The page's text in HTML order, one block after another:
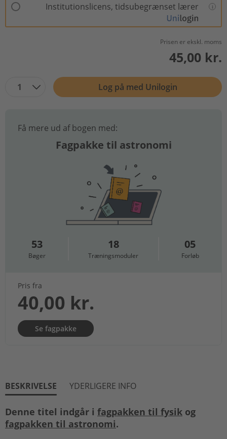
Institutionslicens, tidsubegrænset lærer
Prisen er ekskl. moms
45,00 kr.
1 Log på med Unilogin
Få mere ud af bogen med:
Fagpakke til astronomi
53
Bøger
18
Træningsmoduler
05
Forløb
Pris fra
40,00 kr.
Se fagpakke
BESKRIVELSE YDERLIGERE INFO
Denne titel indgår i fagpakken til fysik og
fagpakken til astronomi.